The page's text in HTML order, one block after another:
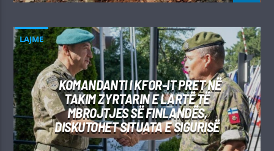
LAJME
KOMANDANTI I KFOR-IT PRET NË
TAKIM ZYRTARIN E LARTË TË
MBROJTJES SË FINLANDËS,
DISKUTOHET SITUATA E SIGURISË